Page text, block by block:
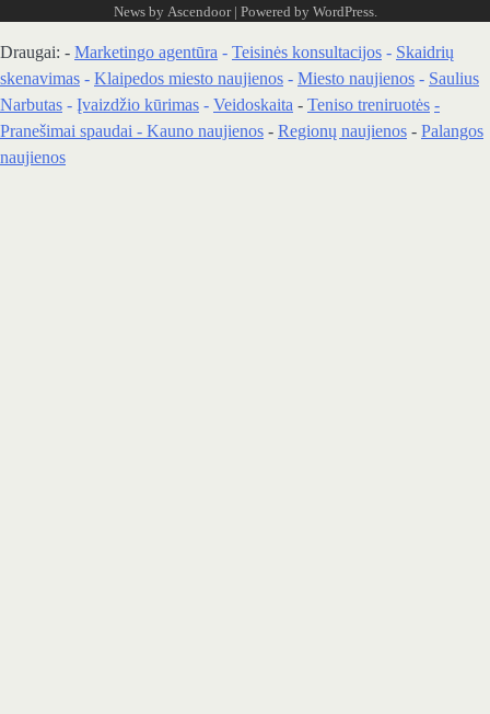
News by Ascendoor| Powered by WordPress.
Draugai: - Marketingo agentūra - Teisinės konsultacijos - Skaidrių
skenavimas - Klaipedos miesto naujienos - Miesto naujienos - Saulius
Narbutas - Įvaizdžio kūrimas - Veidoskaita - Teniso treniruotės -
Pranešimai spaudai - Kauno naujienos - Regionų naujienos - Palangos
naujienos